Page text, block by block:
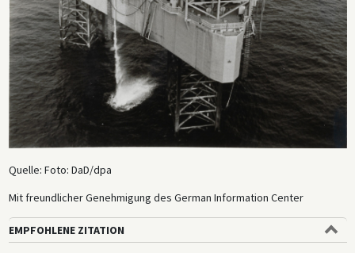
Quelle: Foto: DaD/dpa
Mit freundlicher Genehmigung des German Information Center
EMPFOHLENE ZITATION